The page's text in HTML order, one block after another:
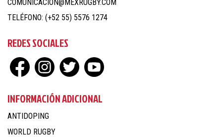
INFORMACIÓN ADICIONAL
ANTIDOPING
WORLD RUGBY
COMUNICACION@MEXRUGBY.COM
TELÉFONO: (+52 55) 5576 1274
REDES SOCIALES